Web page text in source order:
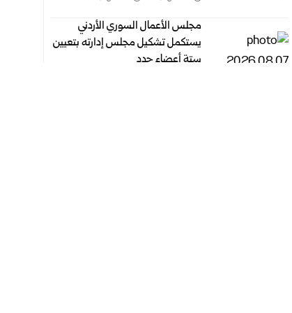
مجلس الأعمال السوري الأردني
يستكمل تشكيل مجلس إدارته بتعيين
ستة أعضاء جدد